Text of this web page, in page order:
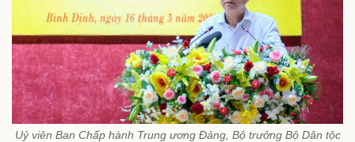
Uỷ viên Ban Chấp hành Trung ương Đảng, Bộ trưởng Bộ Dân tộc